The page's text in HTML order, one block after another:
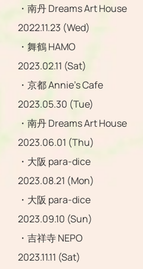
・南丹 Dreams Art House
2022.11.23 (Wed)
・舞鶴 HAMO
2023.02.11 (Sat)
・京都 Annie’s Cafe
2023.05.30 (Tue)
・南丹 Dreams Art House
2023.06.01 (Thu)
・大阪 para-dice
2023.08.21 (Mon)
・大阪 para-dice
2023.09.10 (Sun)
・吉祥寺 NEPO
2023.11.11 (Sat)